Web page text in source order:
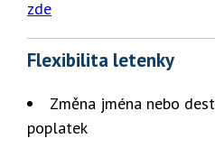
zde
Flexibilita letenky
Změna jména nebo
poplatek